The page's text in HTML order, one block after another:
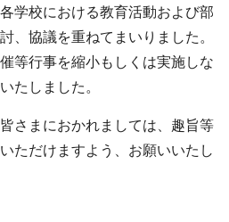
学校における教育活動および部
、協議を重ねてまいりました。
等行事を縮小もしくは実施しな
たしました。
さまにおかれましては、趣旨等
ただけますよう、お願いいたし